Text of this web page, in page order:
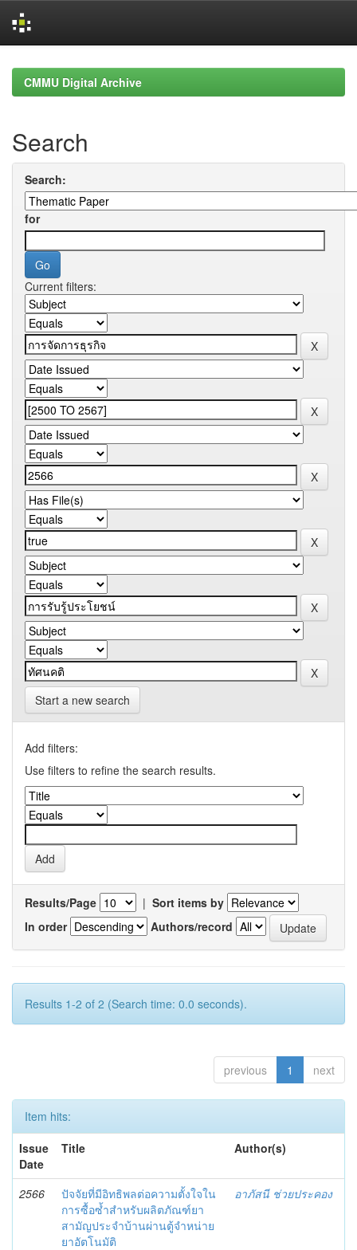
navigationCMMU Digital Archive
Search
Search:
for
Current filters:
Start a new search
Add filters:
Use filters to refine the search results.
Results/Page | Sort items by
In order
Authors/record
Results 1-2 of 2 (Search time: 0.0 seconds).
previous 1 next
Item hits:
Issue
Date
Title Author(s)
2566
ปัจจัยที่มีอิทธิพลต่อความตั้งใจใน
การซื้อซ้ำสำหรับผลิตภัณฑ์ยา
สามัญประจำบ้านผ่านตู้จำหน่าย
ยาอัตโนมัติ
อาภัสนี ช่วยประคอง